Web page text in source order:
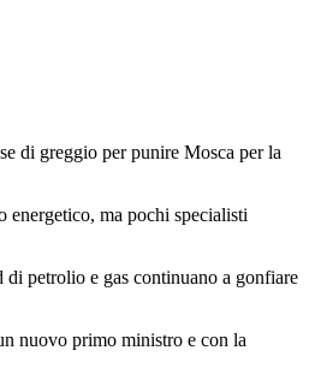
di greggio per punire Mosca per la
energetico, ma pochi specialisti
petrolio e gas continuano a gonfiare
nuovo primo ministro e con la